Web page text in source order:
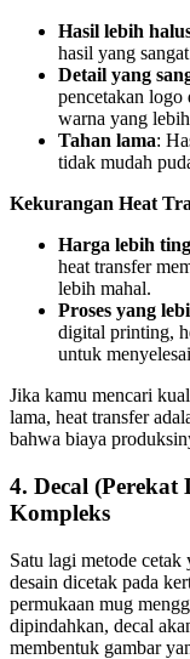
Hasil lebih
hasil yang
Detail yang
pencetakan logo
warna yang
Tahan lama:
tidak mudah
Kekurangan Heat
Harga lebih
heat transfer
lebih mahal.
Proses yang
digital printing,
untuk
Jika kamu mencari
lama, heat transfer
bahwa biaya
4. Decal (Perekat
Kompleks
Satu lagi metode cetak
desain dicetak pada
permukaan mug
dipindahkan, decal
membentuk gambar